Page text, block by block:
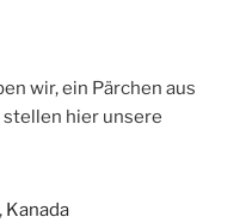
wir, ein Pärchen aus
stellen hier unsere
, Kanada